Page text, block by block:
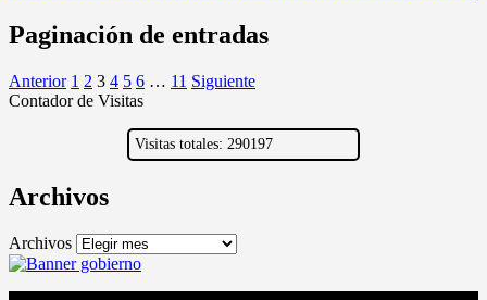
Paginación de entradas
Anterior 1 2 3 4 5 6 … 11 Siguiente
Contador de Visitas
Visitas totales: 290197
Archivos
Archivos